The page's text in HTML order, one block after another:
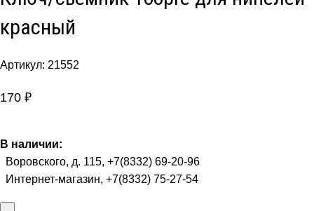
красный
Артикул: 21552
170 ₽
В наличии:
Воровского, д. 115, +7(8332) 69-20-96
Интернет-магазин, +7(8332) 75-27-54